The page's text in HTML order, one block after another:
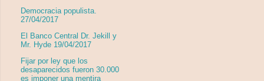
Democracia populista.
27/04/2017
El Banco Central Dr. Jekill y
Mr. Hyde 19/04/2017
Fijar por ley que los
desaparecidos fueron 30.000
es imponer una mentira